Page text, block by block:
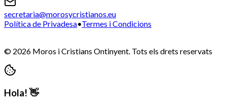
secretaria@morosycristianos.eu
Política de Privadesa•Termes i Condicions
© 2026 Moros i Cristians Ontinyent. Tots els drets reservats
Hola! 👋